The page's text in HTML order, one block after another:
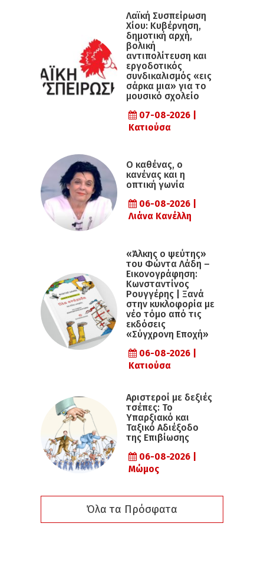
Λαϊκή Συσπείρωση
Χίου: Κυβέρνηση,
δημοτική αρχή,
βολική
αντιπολίτευση και
εργοδοτικός
συνδικαλισμός «εις
σάρκα μια» για το
μουσικό σχολείο
07-08-2026 |
Κατιούσα
Ο καθένας, ο
κανένας και η
οπτική γωνία
06-08-2026 |
Λιάνα Κανέλλη
«Άλκης ο ψεύτης»
του Φώντα Λάδη –
Εικονογράφηση:
Κωνσταντίνος
Ρουγγέρης | Ξανά
στην κυκλοφορία με
νέο τόμο από τις
εκδόσεις
«Σύγχρονη Εποχή»
06-08-2026 |
Κατιούσα
Αριστεροί με δεξιές
τσέπες: Το
Υπαρξιακό και
Ταξικό Αδιέξοδο
της Επιβίωσης
06-08-2026 |
Μώμος
Όλα τα Πρόσφατα